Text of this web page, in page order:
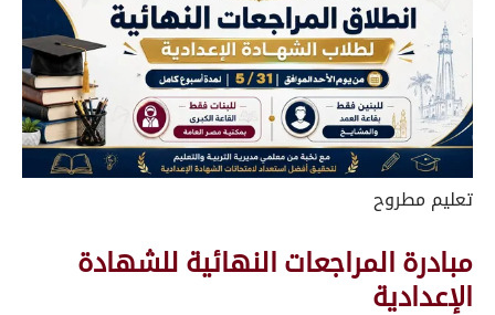
تعليم مطروح
مبادرة المراجعات النهائية للشهادة
الإعدادية